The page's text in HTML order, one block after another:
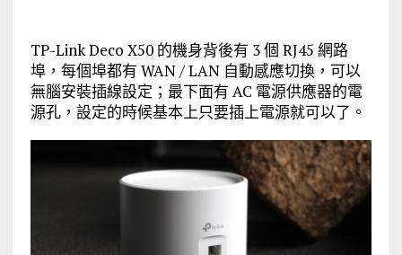
TP-Link Deco X50 的機身背後有 3 個 RJ45 網路
埠，每個埠都有 WAN / LAN 自動感應切換，可以
無腦安裝插線設定；最下面有 AC 電源供應器的電
源孔，設定的時候基本上只要插上電源就可以了。